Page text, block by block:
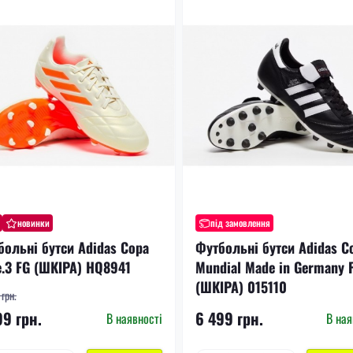
новинки
бутси Adidas Copa
FG (ШКІРА) HQ8941
грн. В наявності
під замовлення
Футбольні бутси Adidas
Mundial Made in Germany
(ШКІРА) 015110
6 499 грн. В